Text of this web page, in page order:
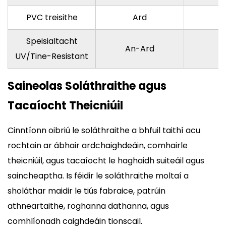
PVC treisithe Ard
Speisialtacht
UV/Tine-Resistant
An-Ard
Saineolas Soláthraithe agus
Tacaíocht Theicniúil
Cinntíonn oibriú le soláthraithe a bhfuil taithí acu
rochtain ar ábhair ardchaighdeáin, comhairle
theicniúil, agus tacaíocht le haghaidh suiteáil agus
saincheaptha. Is féidir le soláthraithe moltaí a
sholáthar maidir le tiús fabraice, patrúin
athneartaithe, roghanna dathanna, agus
comhlíonadh caighdeáin tionscail.